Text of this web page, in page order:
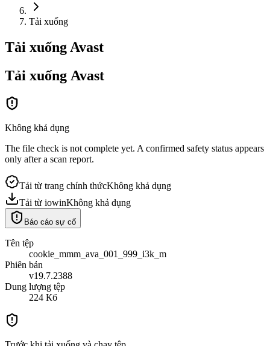
Tải xuống
Tải xuống Avast
Tải xuống Avast
Không khả dụng
The file check is not complete yet. A confirmed safety status appears
only after a scan report.
Tải từ trang chính thứcKhông khả dụng
Tải từ iowinKhông khả dụng
Báo cáo sự cố
Tên tệp
cookie_mmm_ava_001_999_i3k_m
Phiên bản
v19.7.2388
Dung lượng tệp
224 Кб